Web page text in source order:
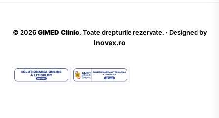
© 2026 GIMED Clinic. Toate drepturile rezervate. · Designed by
Inovex.ro